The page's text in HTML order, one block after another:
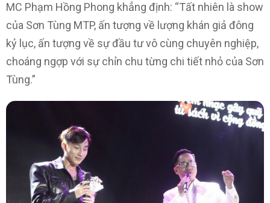
MC Phạm Hồng Phong khẳng định: “Tất nhiên là show
của Sơn Tùng MTP, ấn tượng về lượng khán giả đông
kỷ lục, ấn tượng về sự đầu tư vô cùng chuyên nghiệp,
choáng ngợp với sự chỉn chu từng chi tiết nhỏ của Sơn
Tùng.”